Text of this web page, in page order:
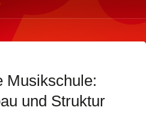
Musikschule:
und Struktur